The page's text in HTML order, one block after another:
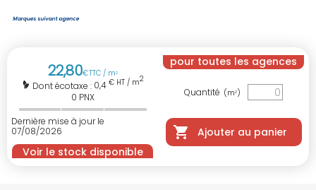
22,80€TTC / m2
Dont écotaxe : 0,4 € HT / m2
0 PNX
Dernière mise à jour le
07/08/2026
Voir le stock disponible
pour toutes les agences
Quantité (m2)
Ajouter au panier